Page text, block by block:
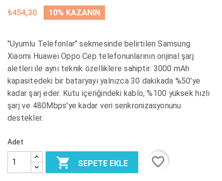
₺454,30
10% KAZANIN
"Uyumlu Telefonlar" sekmesinde belirtilen Samsung
Xiaomi Huawei Oppo Cep telefonunlarının orijinal şarj
aletleri ile aynı teknik özelliklere sahiptir. 3000 mAh
kapasitedeki bir bataryayı yalnızca 30 dakikada %50'ye
kadar şarj eder. Kutu içeriğindeki kablo, %100 yüksek hızlı
şarj ve 480Mbps'ye kadar veri senkronizasyonunu
destekler.
Adet
 SEPETE EKLE favorite_border